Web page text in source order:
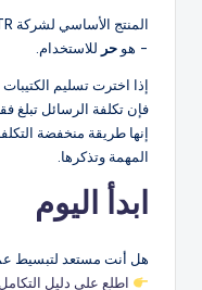
- هو حر للاستخدام.
إذا اخترت تسليم
فإن تكلفة الرسائل تبلغ
إنها طريقة منخفضة
المهمة وتذكرها.
ابدأ اليوم
هل أنت مستعد لتبسيط
اطلع على دليل